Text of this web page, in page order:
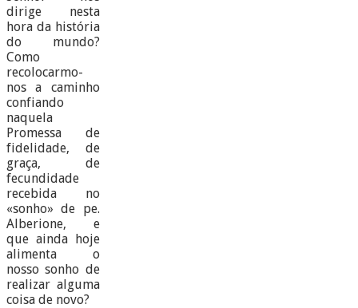
dirige nesta
hora da história
do mundo?
Como
recolocarmo-
nos a caminho
confiando
naquela
Promessa de
fidelidade, de
graça, de
fecundidade
recebida no
«sonho» de pe.
Alberione, e
que ainda hoje
alimenta o
nosso sonho de
realizar alguma
coisa de novo?